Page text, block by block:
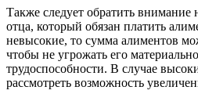
Также следует обратить
отца, который обязан платить
невысокие, то сумма алиментов
чтобы не угрожать его
трудоспособности. В случае
рассмотреть возможность